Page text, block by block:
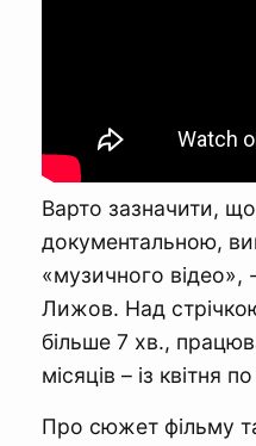
Варто зазначити,
документальною,
«музичного
Лижов. Над
більше 7 хв.,
місяців – із квітня
Про сюжет фільму